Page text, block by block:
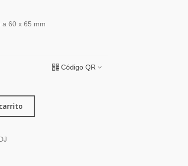
a 60 x 65 mm
Código QR